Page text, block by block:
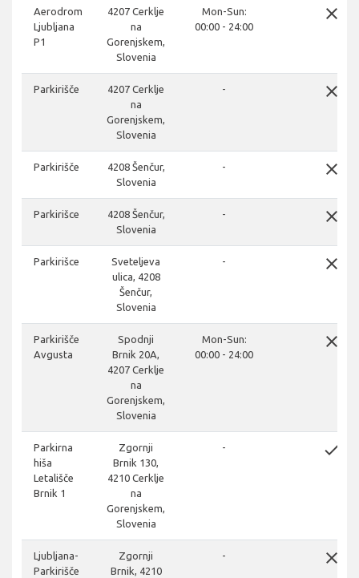
Aerodrom
Ljubljana
P1
4207 Cerklje
na
Gorenjskem,
Slovenia
Mon-Sun:
00:00 - 24:00
close
Parkirišče
4207 Cerklje
na
Gorenjskem,
Slovenia
- close
Parkirišče
4208 Šenčur,
Slovenia
- close
Parkirišce
4208 Šenčur,
Slovenia
- close
Parkirišce
Sveteljeva
ulica, 4208
Šenčur,
Slovenia
- close
Parkirišče
Avgusta
Spodnji
Brnik 20A,
4207 Cerklje
na
Gorenjskem,
Slovenia
Mon-Sun:
00:00 - 24:00
close
Parkirna
hiša
Letališče
Brnik 1
Zgornji
Brnik 130,
4210 Cerklje
na
Gorenjskem,
Slovenia
- done
Ljubljana-
Parkirišče
Zgornji
Brnik, 4210
- close